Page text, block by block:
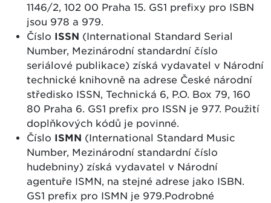
1146/2, 102 00 Praha 15. GS1 prefixy pro ISBN
jsou 978 a 979.
Číslo ISSN (International Standard Serial
Number, Mezinárodní standardní číslo
seriálové publikace) získá vydavatel v Národní
technické knihovně na adrese České národní
středisko ISSN, Technická 6, P.O. Box 79, 160
80 Praha 6. GS1 prefix pro ISSN je 977. Použití
doplňkových kódů je povinné.
Číslo ISMN (International Standard Music
Number, Mezinárodní standardní číslo
hudebniny) získá vydavatel v Národní
agentuře ISMN, na stejné adrese jako ISBN.
GS1 prefix pro ISMN je 979.Podrobné